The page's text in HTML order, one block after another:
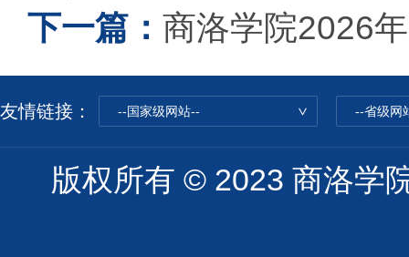
下一篇： 商洛学院2026
友情链接： --国家级网站-- --省级网
版权所有 © 2023 商洛学